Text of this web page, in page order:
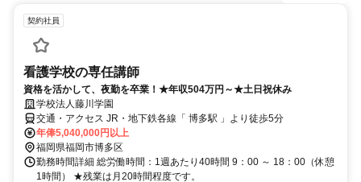
契約社員
看護学校の専任講師
資格を活かして、夜勤を卒業！★年収504万円～★土日祝休み
学校法人藤川学園
交通・アクセス JR・地下鉄各線「 博多駅 」より徒歩5分
年俸5,040,000円以上
福岡県福岡市博多区
勤務時間詳細 総労働時間：1週あたり40時間 9：00 ～ 18：00（休憩
1時間） ★残業は月20時間程度です。